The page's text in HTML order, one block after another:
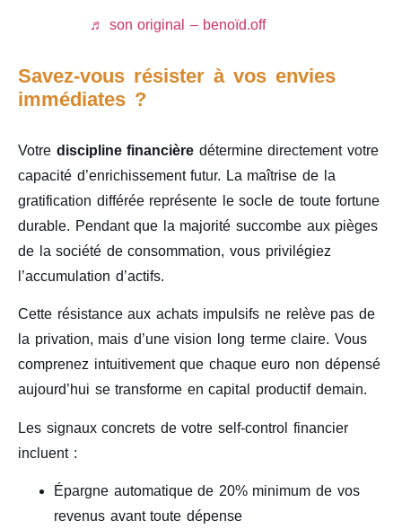
♬ son original – benoïd.off
Savez-vous résister à vos envies
immédiates ?
Votre discipline financière détermine directement votre
capacité d’enrichissement futur. La maîtrise de la
gratification différée représente le socle de toute fortune
durable. Pendant que la majorité succombe aux pièges
de la société de consommation, vous privilégiez
l’accumulation d’actifs.
Cette résistance aux achats impulsifs ne relève pas de
la privation, mais d’une vision long terme claire. Vous
comprenez intuitivement que chaque euro non dépensé
aujourd’hui se transforme en capital productif demain.
Les signaux concrets de votre self-control financier
incluent :
Épargne automatique de 20% minimum de vos
revenus avant toute dépense